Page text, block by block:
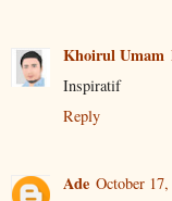
Khoirul Umam
Inspiratif
Reply
Ade October